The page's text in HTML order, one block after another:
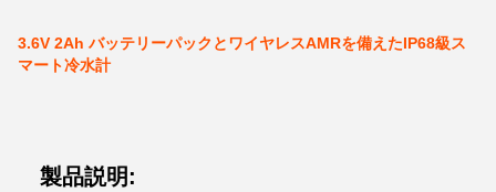
3.6V 2Ah バッテリーパックとワイヤレスAMRを備えたIP68級ス
マート冷水計
製品説明: